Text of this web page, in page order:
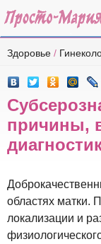
Здоровье /
причины,
областях матки.
локализации и